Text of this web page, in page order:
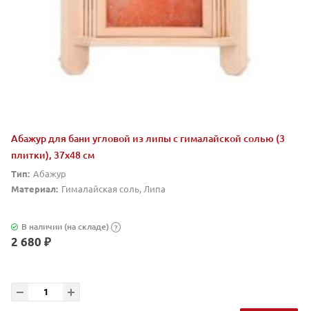
Абажур для бани угловой из липы с гималайской солью (3
плитки), 37х48 см
Тип: Абажур
Материал: Гималайская соль, Липа
В наличии (на складе) ?
2 680 ₽